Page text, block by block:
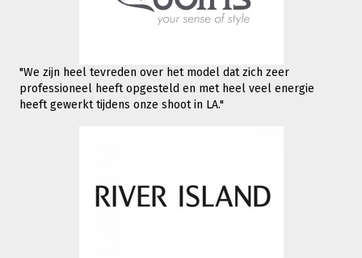
"We zijn heel tevreden over het model dat zich zeer
professioneel heeft opgesteld en met heel veel energie
heeft gewerkt tijdens onze shoot in LA."